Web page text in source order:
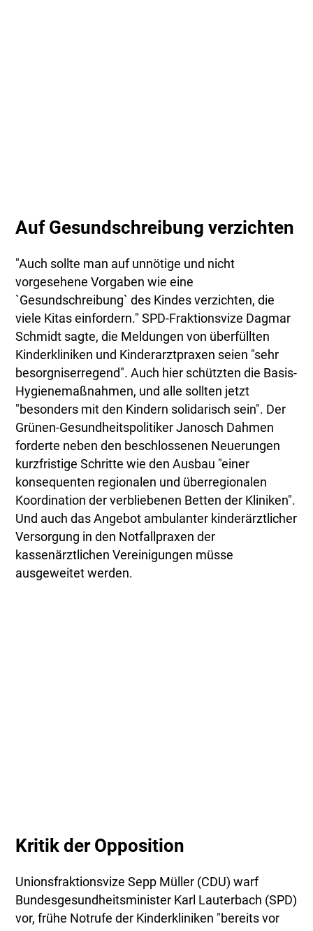
Auf Gesundschreibung verzichten
"Auch sollte man auf unnötige und nicht
vorgesehene Vorgaben wie eine
`Gesundschreibung` des Kindes verzichten, die
viele Kitas einfordern." SPD-Fraktionsvize Dagmar
Schmidt sagte, die Meldungen von überfüllten
Kinderkliniken und Kinderarztpraxen seien "sehr
besorgniserregend". Auch hier schützten die Basis-
Hygienemaßnahmen, und alle sollten jetzt
"besonders mit den Kindern solidarisch sein". Der
Grünen-Gesundheitspolitiker Janosch Dahmen
forderte neben den beschlossenen Neuerungen
kurzfristige Schritte wie den Ausbau "einer
konsequenten regionalen und überregionalen
Koordination der verbliebenen Betten der Kliniken".
Und auch das Angebot ambulanter kinderärztlicher
Versorgung in den Notfallpraxen der
kassenärztlichen Vereinigungen müsse
ausgeweitet werden.
Kritik der Opposition
Unionsfraktionsvize Sepp Müller (CDU) warf
Bundesgesundheitsminister Karl Lauterbach (SPD)
vor, frühe Notrufe der Kinderkliniken "bereits vor